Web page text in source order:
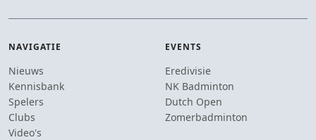
NAVIGATIE
Nieuws
Kennisbank
Spelers
Clubs
Video's
EVENTS
Eredivisie
NK Badminton
Dutch Open
Zomerbadminton